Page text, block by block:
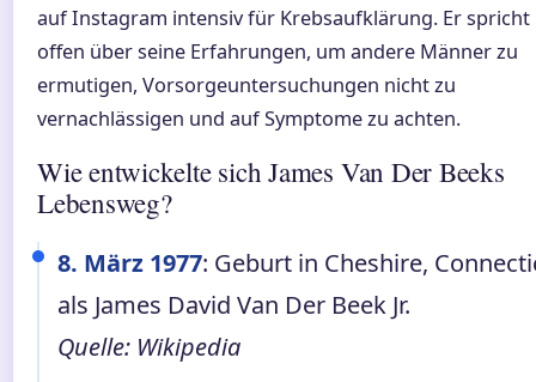
auf Instagram intensiv für Krebsaufklärung. Er spricht
offen über seine Erfahrungen, um andere Männer zu
ermutigen, Vorsorgeuntersuchungen nicht zu
vernachlässigen und auf Symptome zu achten.
Wie entwickelte sich James Van Der Beeks
Lebensweg?
8. März 1977: Geburt in Cheshire,
als James David Van Der Beek Jr.
Quelle: Wikipedia